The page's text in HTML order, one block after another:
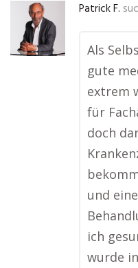
Patrick F.
Als
gute
extrem
für
doch
und
ich
wurde